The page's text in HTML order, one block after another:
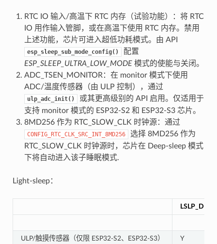
RTC IO 输入/高温下 RTC 内存（试验功能）：将 RTC
IO 用作输入管脚，或在高温下使用 RTC 内存。禁用
上述功能，芯片可进入超低功耗模式。由 API
esp_sleep_sub_mode_config()
配置
ESP_SLEEP_ULTRA_LOW_MODE模式的使能与关闭。
ADC_TSEN_MONITOR：在 monitor 模式下使用
ADC/温度传感器（由 ULP 控制），通过
ulp_adc_init()
或其更高级别的 API 启用。仅适用于
支持 monitor 模式的 ESP32-S2 和 ESP32-S3 芯片。
8MD256 作为 RTC_SLOW_CLK 时钟源：通过
CONFIG_RTC_CLK_SRC_INT_8MD256
选择 8MD256 作为
RTC_SLOW_CLK 时钟源时，芯片在 Deep-sleep 模式
下将自动进入该子睡眠模式.
Light-sleep：
ULP/触摸传感器（仅限 ESP32-S2、ESP32-S3） Y